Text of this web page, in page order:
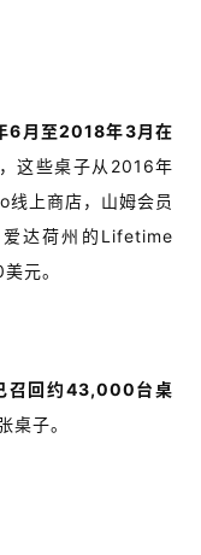
6月至2018年3月在
这些桌子从2016年
上商店，山姆会员
达荷州的Lifetime
元。
召回约43,000台桌
桌子。